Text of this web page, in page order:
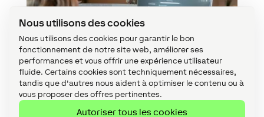
Nous utilisons des cookies
Nous utilisons des cookies pour garantir le bon
fonctionnement de notre site web, améliorer ses
performances et vous offrir une expérience utilisateur
fluide. Certains cookies sont techniquement nécessaires,
tandis que d'autres nous aident à optimiser le contenu ou à
vous proposer des offres pertinentes.
Autoriser tous les cookies